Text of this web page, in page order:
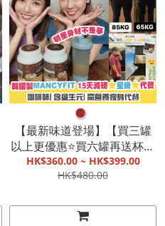
●
【最新味道登場】【買三罐
以上更優惠⭐️買六罐再送杯】
韓國MancyFit 15天減磅⭐️星
級⭐️代餐(咖啡味/ 朱古力味/
身代餐【截單, 9月初發貨】
HK$360.00 ~ HK$399.00
HK$480.00